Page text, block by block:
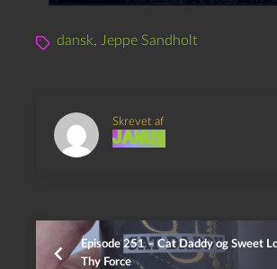
dansk, Jeppe Sandholt
Skrevet af
Janus
Episode 251 – Cat Daddy og Sweet
Thy Force